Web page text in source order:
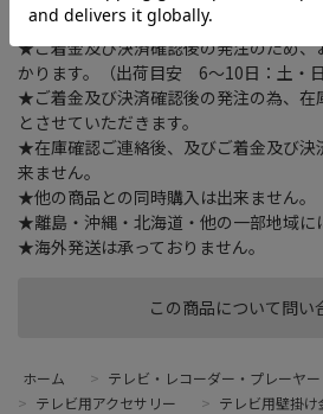
この商品について問い
★ご注文確認後に在庫状況をお調べいた
★ご着金及び決済確認後の発注のため、
かります。（出荷目安 6～10日：土・日
★ご着金及び決済確認後の発注の為、在
とさせていただきます。
★在庫確認ご連絡後、及びご着金及び決
来ません。
★他の商品との同時購入は出来ません。
★離島・沖縄・北海道・他の一部地域に
★海外発送は承っておりません。
ホーム > テレビ・レコーダー・プレーヤー
> テレビ用アクセサリー > テレビ用壁掛け